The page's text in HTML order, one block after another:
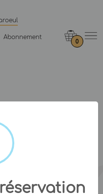
Abonnement
0